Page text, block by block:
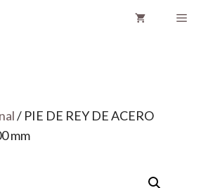
/ PIE DE REY DE ACERO
mm